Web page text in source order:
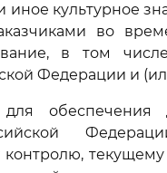
иное культурное
во
в том
Федерации и
обеспечения
контролю,